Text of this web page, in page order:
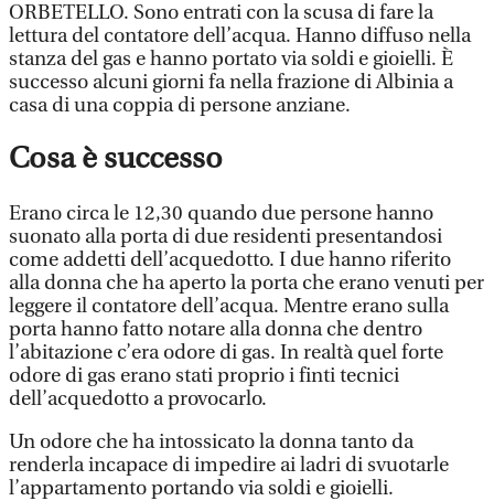
ORBETELLO. Sono entrati con la scusa di fare la
lettura del contatore dell’acqua. Hanno diffuso nella
stanza del gas e hanno portato via soldi e gioielli. È
successo alcuni giorni fa nella frazione di Albinia a
casa di una coppia di persone anziane.
Cosa è successo
Erano circa le 12,30 quando due persone hanno
suonato alla porta di due residenti presentandosi
come addetti dell’acquedotto. I due hanno riferito
alla donna che ha aperto la porta che erano venuti per
leggere il contatore dell’acqua. Mentre erano sulla
porta hanno fatto notare alla donna che dentro
l’abitazione c’era odore di gas. In realtà quel forte
odore di gas erano stati proprio i finti tecnici
dell’acquedotto a provocarlo.
Un odore che ha intossicato la donna tanto da
renderla incapace di impedire ai ladri di svuotarle
l’appartamento portando via soldi e gioielli.